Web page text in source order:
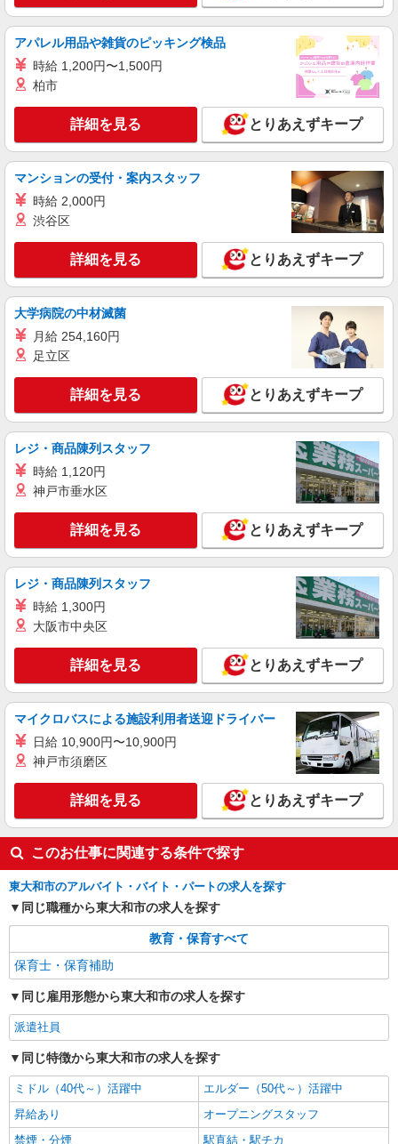
アパレル用品や雑貨のピッキング検品
時給 1,200円〜1,500円
柏市
詳細を見る とりあえずキープ
マンションの受付・案内スタッフ
時給 2,000円
渋谷区
詳細を見る とりあえずキープ
大学病院の中材滅菌
月給 254,160円
足立区
詳細を見る とりあえずキープ
レジ・商品陳列スタッフ
時給 1,120円
神戸市垂水区
詳細を見る とりあえずキープ
レジ・商品陳列スタッフ
時給 1,300円
大阪市中央区
詳細を見る とりあえずキープ
マイクロバスによる施設利用者送迎ドライバー
日給 10,900円〜10,900円
神戸市須磨区
詳細を見る とりあえずキープ
このお仕事に関連する条件で探す
東大和市のアルバイト・バイト・パートの求人を探す
同じ職種から東大和市の求人を探す
教育・保育すべて
保育士・保育補助
同じ雇用形態から東大和市の求人を探す
派遣社員
同じ特徴から東大和市の求人を探す
ミドル（40代～）活躍中
エルダー（50代～）活躍中
昇給あり
オープニングスタッフ
禁煙・分煙
駅直結・駅チカ